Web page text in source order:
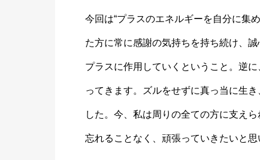
今回は“プラスのエネルギーを自分に集
た方に常に感謝の気持ちを持ち続け、
プラスに作用していくということ。逆
ってきます。ズルをせずに真っ当に生
した。今、私は周りの全ての方に支え
忘れることなく、頑張っていきたいと思